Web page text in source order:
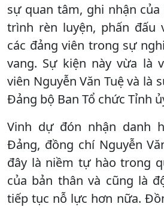
sự quan tâm, ghi nhận
trình rèn luyện, phấn đấu
các đảng viên trong sự
vang. Sự kiện này vừa là
viên Nguyễn Văn Tuệ và là
Đảng bộ Ban Tổ chức Tỉnh
Vinh dự đón nhận danh
Đảng, đồng chí Nguyễn
đây là niềm tự hào trong
của bản thân và cũng là
tiếp tục nỗ lực hơn nữa.